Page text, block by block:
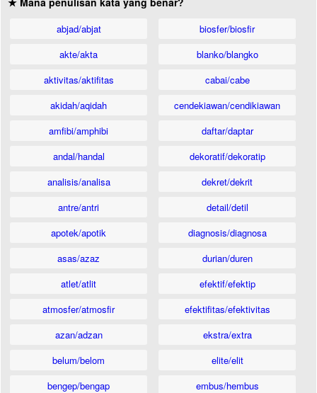
abjad/abjat
akte/akta
aktivitas/aktifitas
akidah/aqidah
amfibi/amphibi
andal/handal
analisis/analisa
antre/antri
apotek/apotik
asas/azaz
atlet/atlit
atmosfer/atmosfir
azan/adzan
belum/belom
bengep/bengap
biosfer/biosfir
blanko/blangko
cabai/cabe
cendekiawan/cendikiawan
daftar/daptar
dekoratif/dekoratip
dekret/dekrit
detail/detil
diagnosis/diagnosa
durian/duren
efektif/efektip
efektifitas/efektivitas
ekstra/extra
elite/elit
embus/hembus